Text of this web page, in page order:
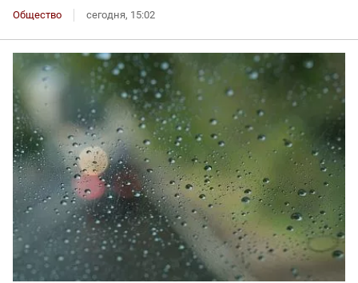
Общество сегодня, 15:02